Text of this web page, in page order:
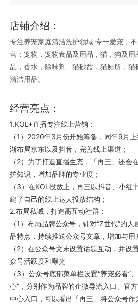
店铺介绍：
专注养宠家庭清洁洗护领域 专一爱宠，
营： 宠物，宠物食品及用品，猫，狗及
品，香水，除味剂，猫砂盆，猫厕所，
清洁用品。
经营亮点：
1.KOL+直播专注线上营销：
（1）2020年3月份开始筹备，同年9月
渐布局京东以及抖音，完善线上渠道；
（2）为了打造直播生态，「再三」还会
护知识，增加品牌的专业度；
（3）在KOL投放上，再三以抖音、小红
建了自己的线上达人投放结构；
2.布局私域，打造高互动社群：
（1）布局品牌公众号，针对“Z世代”的
品特点，持续推送公众号文章，增加与用
（2）在公众号文末设置话题互动，并设
众号活跃度和曝光；
（3）公众号底部菜单栏设置“养宠必看”
心”，分别作为品牌的企微导流入口、官
中心入口，可以看出「再三」将公众号作